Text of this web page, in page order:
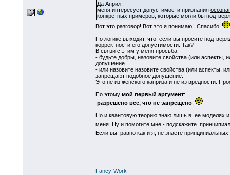
Да Април,
меня интересует допустимости признания
конкретных примеров, которые могли бы
Вот это разговор! Вот это я понимаю! Спасибо!
По логике выходит, что если вы просите
корректности его допустимости. Так?
В связи с этим у меня просьба:
- будьте добры, назовите свойства (или аспекты,
допущение.
- или назовите назовите свойства (или аспекты,
запрещают подобное допущение.
Это не из женского каприза и не из вредности.
По этому мой первый аргумент:
разрешено все, что не запрещено.
Но и квантовую теорию знаю лишь в ее моделях
меня. Ну и помогите мне - подскажите
Если вы, равно как и я, не знаете
Fancy-Work